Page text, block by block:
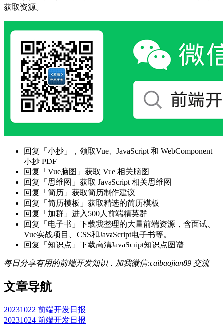
获取资源。
回复「小抄」，领取Vue、JavaScript 和 WebComponent
小抄 PDF
回复「Vue脑图」获取 Vue 相关脑图
回复「思维图」获取 JavaScript 相关思维图
回复「简历」获取简历制作建议
回复「简历模板」获取精选的简历模板
回复「加群」进入500人前端精英群
回复「电子书」下载我整理的大量前端资源，含面试、
Vue实战项目、CSS和JavaScript电子书等。
回复「知识点」下载高清JavaScript知识点图谱
每日分享有用的前端开发知识，加我微信:caibaojian89 交流
文章导航
20231022 前端开发日报
20231024 前端开发日报